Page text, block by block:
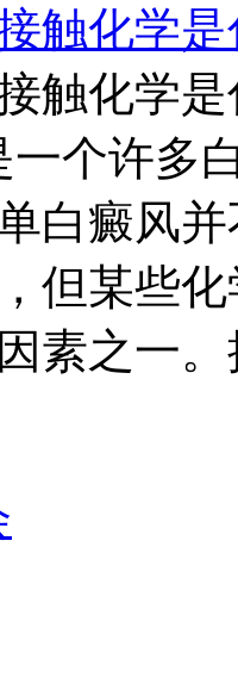
触化学
触化学
一个许多
白癜风
但某些
素之一